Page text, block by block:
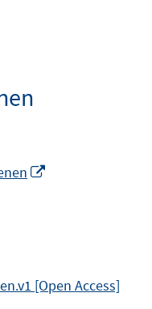
[Open Access]